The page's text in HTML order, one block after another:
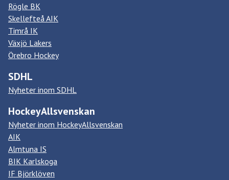
Rögle BK
Skellefteå AIK
Timrå IK
Växjö Lakers
Örebro Hockey
SDHL
Nyheter inom SDHL
HockeyAllsvenskan
Nyheter inom HockeyAllsvenskan
AIK
Almtuna IS
BIK Karlskoga
IF Björklöven